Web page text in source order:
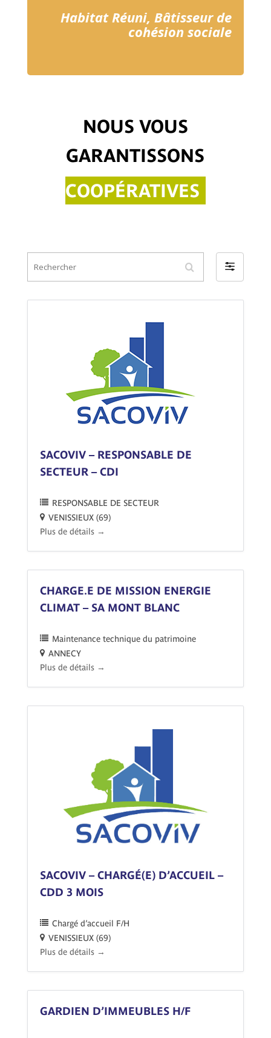
Habitat Réuni, Bâtisseur de
cohésion sociale
NOUS VOUS
GARANTISSONS
DES MISSIONS À
DES VALEURS
COOPÉRATIVES
ONT DU SENS
DES DÉFIS
STIMULANTS
UNE QUALITÉ DE VIE
AU TRAVAIL
Filter
by
SACOVIV – RESPONSABLE DE
SECTEUR – CDI
RESPONSABLE DE SECTEUR
VENISSIEUX (69)
Plus de détails
CHARGE.E DE MISSION ENERGIE
CLIMAT – SA MONT BLANC
Maintenance technique du patrimoine
ANNECY
Plus de détails
SACOVIV – CHARGÉ(E) D’ACCUEIL –
CDD 3 MOIS
Chargé d’accueil F/H
VENISSIEUX (69)
Plus de détails
GARDIEN D’IMMEUBLES H/F